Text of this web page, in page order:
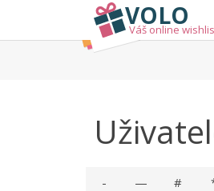
VOLO
Váš online
- — #